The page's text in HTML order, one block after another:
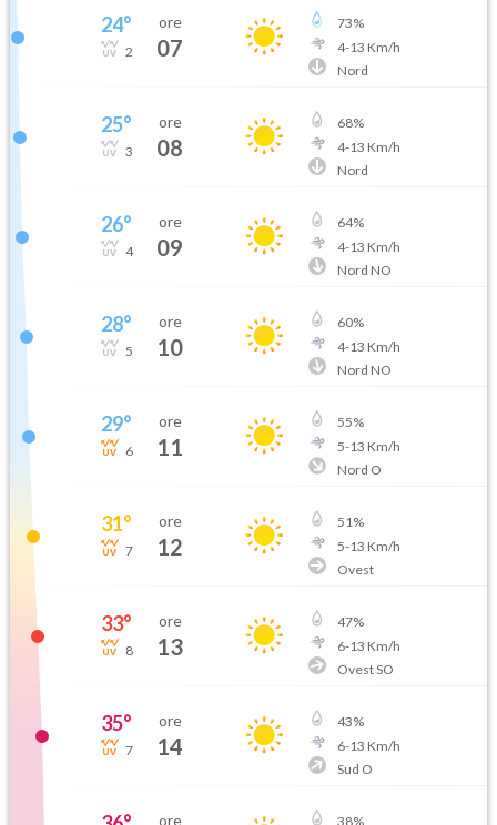
24°
2
ore
07
73%
4-13 Km/h
Nord
25°
3
ore
08
68%
4-13 Km/h
Nord
26°
4
ore
09
64%
4-13 Km/h
Nord NO
28°
5
ore
10
60%
4-13 Km/h
Nord NO
29°
6
ore
11
55%
5-13 Km/h
Nord O
31°
7
ore
12
51%
5-13 Km/h
Ovest
33°
8
ore
13
47%
6-13 Km/h
Ovest SO
35°
7
ore
14
43%
6-13 Km/h
Sud O
ore 38%